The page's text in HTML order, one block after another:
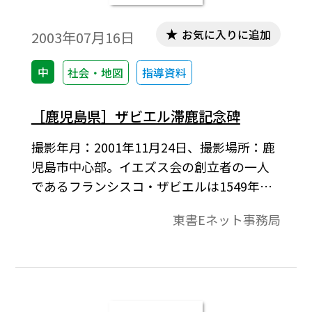
2003年07月16日
中 社会・地図 指導資料
お気に入りに追加
［鹿児島県］ザビエル滞鹿記念碑
撮影年月：2001年11月24日、撮影場所：鹿
児島市中心部。イエズス会の創立者の一人
であるフランシスコ・ザビエルは1549年、
で、鹿児島に上陸しました。15代島津貴久
た。
東書Eネット事務局